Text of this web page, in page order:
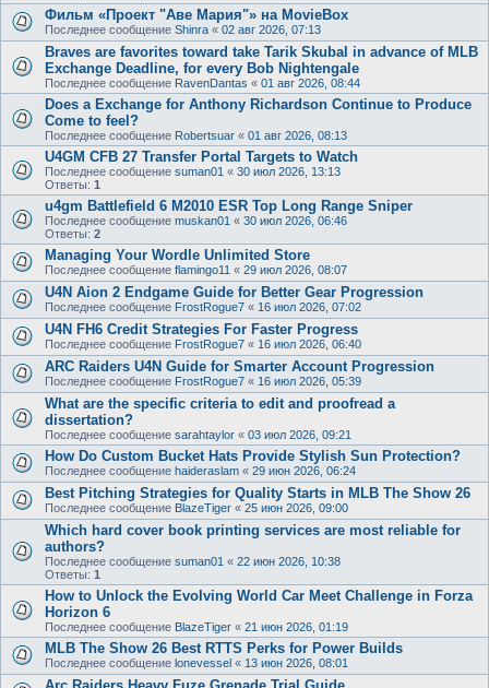
Фильм «Проект "Аве Мария"» на MovieBox
Последнее сообщение Shinra « 02 авг 2026, 07:13
Braves are favorites toward take Tarik Skubal in advance of MLB
Exchange Deadline, for every Bob Nightengale
Последнее сообщение RavenDantas « 01 авг 2026, 08:44
Does a Exchange for Anthony Richardson Continue to Produce
Come to feel?
Последнее сообщение Robertsuar « 01 авг 2026, 08:13
U4GM CFB 27 Transfer Portal Targets to Watch
Последнее сообщение suman01 « 30 июл 2026, 13:13
Ответы: 1
u4gm Battlefield 6 M2010 ESR Top Long Range Sniper
Последнее сообщение muskan01 « 30 июл 2026, 06:46
Ответы: 2
Managing Your Wordle Unlimited Store
Последнее сообщение flamingo11 « 29 июл 2026, 08:07
U4N Aion 2 Endgame Guide for Better Gear Progression
Последнее сообщение FrostRogue7 « 16 июл 2026, 07:02
U4N FH6 Credit Strategies For Faster Progress
Последнее сообщение FrostRogue7 « 16 июл 2026, 06:40
ARC Raiders U4N Guide for Smarter Account Progression
Последнее сообщение FrostRogue7 « 16 июл 2026, 05:39
What are the specific criteria to edit and proofread a
dissertation?
Последнее сообщение sarahtaylor « 03 июл 2026, 09:21
How Do Custom Bucket Hats Provide Stylish Sun Protection?
Последнее сообщение haideraslam « 29 июн 2026, 06:24
Best Pitching Strategies for Quality Starts in MLB The Show 26
Последнее сообщение BlazeTiger « 25 июн 2026, 09:00
Which hard cover book printing services are most reliable for
authors?
Последнее сообщение suman01 « 22 июн 2026, 10:38
Ответы: 1
How to Unlock the Evolving World Car Meet Challenge in Forza
Horizon 6
Последнее сообщение BlazeTiger « 21 июн 2026, 01:19
MLB The Show 26 Best RTTS Perks for Power Builds
Последнее сообщение lonevessel « 13 июн 2026, 08:01